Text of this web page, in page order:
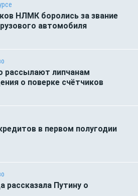
НЛМК боролись за звание
автомобиля
рассылают липчанам
о поверке счётчиков
в первом полугодии
рассказала Путину о